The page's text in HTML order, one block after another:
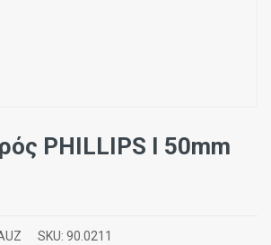
PHILLIPS I 50mm
SKU: 90.0211